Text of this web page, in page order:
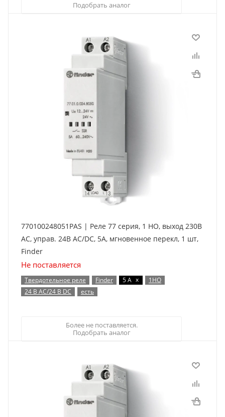
Подобрать аналог
770100248051PAS | Реле 77 серия, 1 НО, выход 230В
AC, управ. 24В AC/DC, 5А, мгновенное перекл, 1 шт,
Finder
Не поставляется
Твердотельное реле Finder 5 А x
1НО
24 В AC/24 В DC
есть
Более не поставляется.
Подобрать аналог